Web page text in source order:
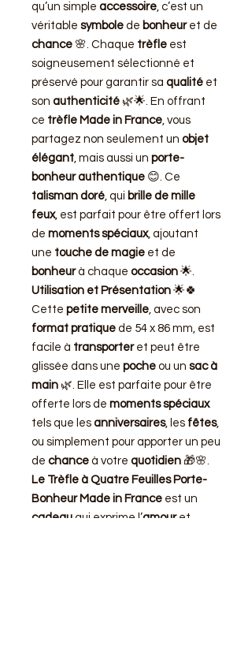
qu’un simple accessoire, c’est un
véritable symbole de bonheuret de
chance 🌸. Chaque trèfle est
soigneusement sélectionné et
préservé pour garantir sa qualité et
son authenticité 🌿🌟. En offrant
ce trèfle Made in France, vous
partagez non seulement un objet
élégant, mais aussi un porte-
bonheur authentique 😊. Ce
talisman doré, qui brille de mille
feux, est parfait pour être offert lors
de moments spéciaux, ajoutant
une touche de magie et de
bonheurà chaque occasion 🌟.
Utilisation et Présentation 🌟🍀
Cette petite merveille, avec son
format pratique de 54 x 86 mm, est
facile à transporteret peut être
glissée dans une poche ou un sac à
main 🌿. Elle est parfaite pour être
offerte lors de moments spéciaux
tels que les anniversaires, les fêtes,
ou simplement pour apporter un peu
de chance à votre quotidien 🎁🌸.
Le Trèfle à Quatre Feuilles Porte-
Bonheur Made in France est un
cadeau qui exprime l’amouret